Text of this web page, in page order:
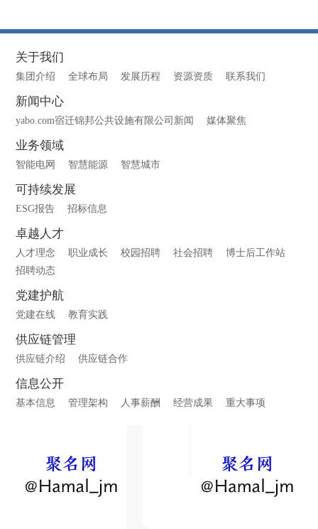
关于我们
集团介绍 全球布局 发展历程 资源资质 联系我们
新闻中心
yabo.com宿迁锦邦公共设施有限公司新闻 媒体聚焦
业务领域
智能电网 智慧能源 智慧城市
可持续发展
ESG报告 招标信息
卓越人才
人才理念 职业成长 校园招聘 社会招聘
博士后工作站
招聘动态
党建护航
党建在线 教育实践
供应链管理
供应链介绍 供应链合作
信息公开
基本信息 管理架构 人事薪酬 经营成果 重大事项